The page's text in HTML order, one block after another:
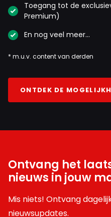
Toegang tot de
Premium)
En nog veel meer…
* m.u.v. content van derden
ONTDEK DE
Ontvang het
nieuws in jouw
Mis niets! Ontvang
nieuwsupdates.